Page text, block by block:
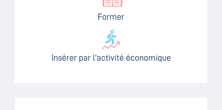
Former
Insérer par l'activité économique